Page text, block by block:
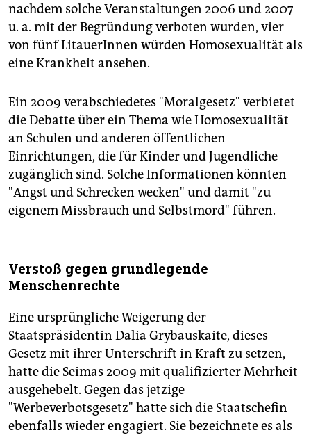
nachdem solche Veranstaltungen 2006 und 2007
u. a. mit der Begründung verboten wurden, vier
von fünf LitauerInnen würden Homosexualität als
eine Krankheit ansehen.
Ein 2009 verabschiedetes "Moralgesetz" verbietet
die Debatte über ein Thema wie Homosexualität
an Schulen und anderen öffentlichen
Einrichtungen, die für Kinder und Jugendliche
zugänglich sind. Solche Informationen könnten
"Angst und Schrecken wecken" und damit "zu
eigenem Missbrauch und Selbstmord" führen.
Verstoß gegen grundlegende
Menschenrechte
Eine ursprüngliche Weigerung der
Staatspräsidentin Dalia Grybauskaite, dieses
Gesetz mit ihrer Unterschrift in Kraft zu setzen,
hatte die Seimas 2009 mit qualifizierter Mehrheit
ausgehebelt. Gegen das jetzige
"Werbeverbotsgesetz" hatte sich die Staatschefin
ebenfalls wieder engagiert. Sie bezeichnete es als